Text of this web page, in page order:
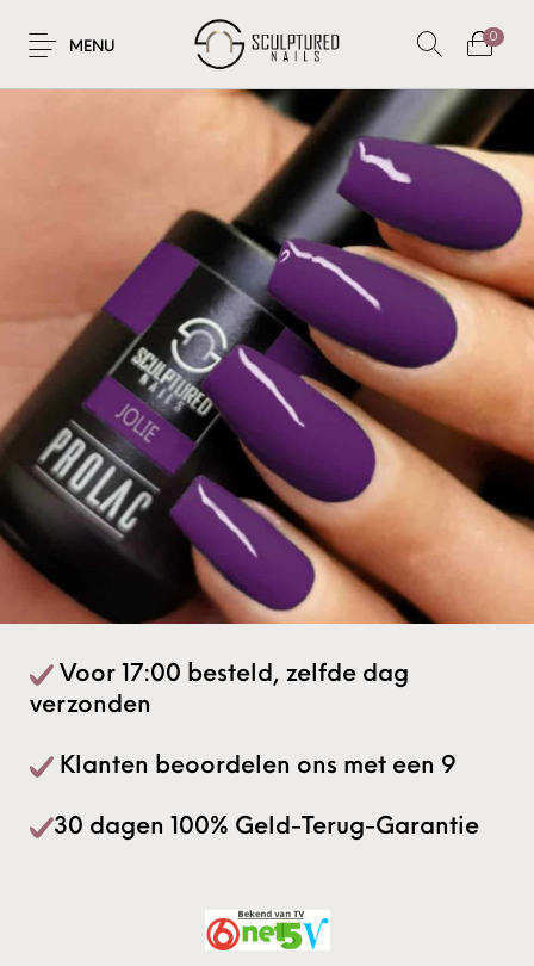
MENU
0
Voor 17:00 besteld, zelfde dag
verzonden
Klanten beoordelen ons met een 9
30 dagen 100% Geld-Terug-Garantie